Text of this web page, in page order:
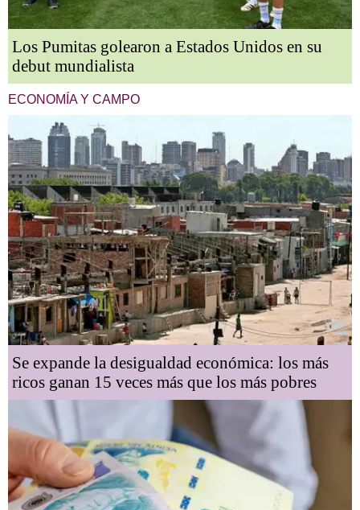
Los Pumitas golearon a Estados Unidos en su
debut mundialista
ECONOMÍA Y CAMPO
Se expande la desigualdad económica: los más
ricos ganan 15 veces más que los más pobres